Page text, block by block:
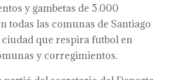
y gambetas de 5.000
todas las comunas de Santiago
ciudad que respira futbol en
y corregimientos.